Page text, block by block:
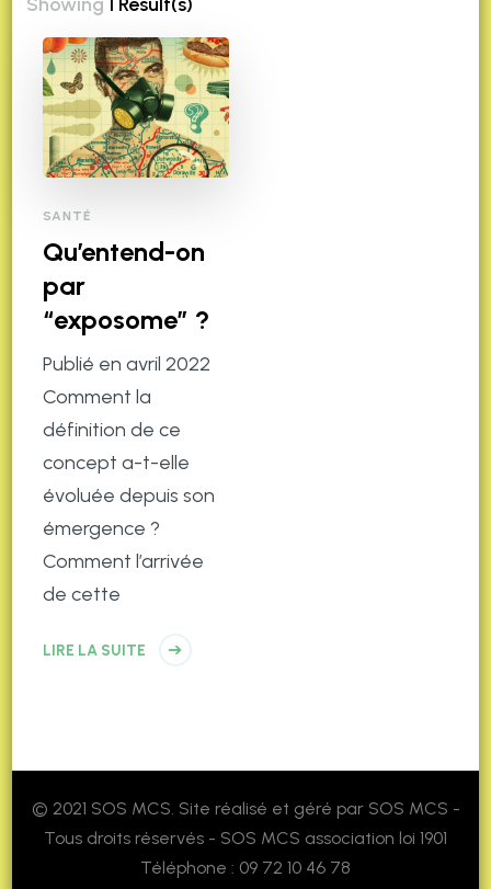
SANTÉ
Qu’entend-on
par
“exposome” ?
Publié en avril 2022
Comment la
définition de ce
concept a-t-elle
évoluée depuis son
émergence ?
Comment l’arrivée
de cette
LIRE LA SUITE
© 2021 SOS MCS. Site réalisé et géré par SOS MCS -
Tous droits réservés - SOS MCS association loi 1901
Téléphone : 09 72 10 46 78